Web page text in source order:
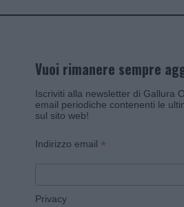
Vuoi rimanere sempre
Iscriviti alla newsletter di Gallura
email periodiche contenenti le
sul sito web!
Indirizzo email *
Privacy